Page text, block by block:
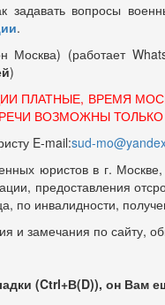
задавать вопросы
.
Москва) (работает
)
ПЛАТНЫЕ, ВРЕМЯ
ВОЗМОЖНЫ
E-mail:sud-
юристов в г.
предоставления
по инвалидности,
и замечания по сайту,
(Ctrl+В(D)), он Вам